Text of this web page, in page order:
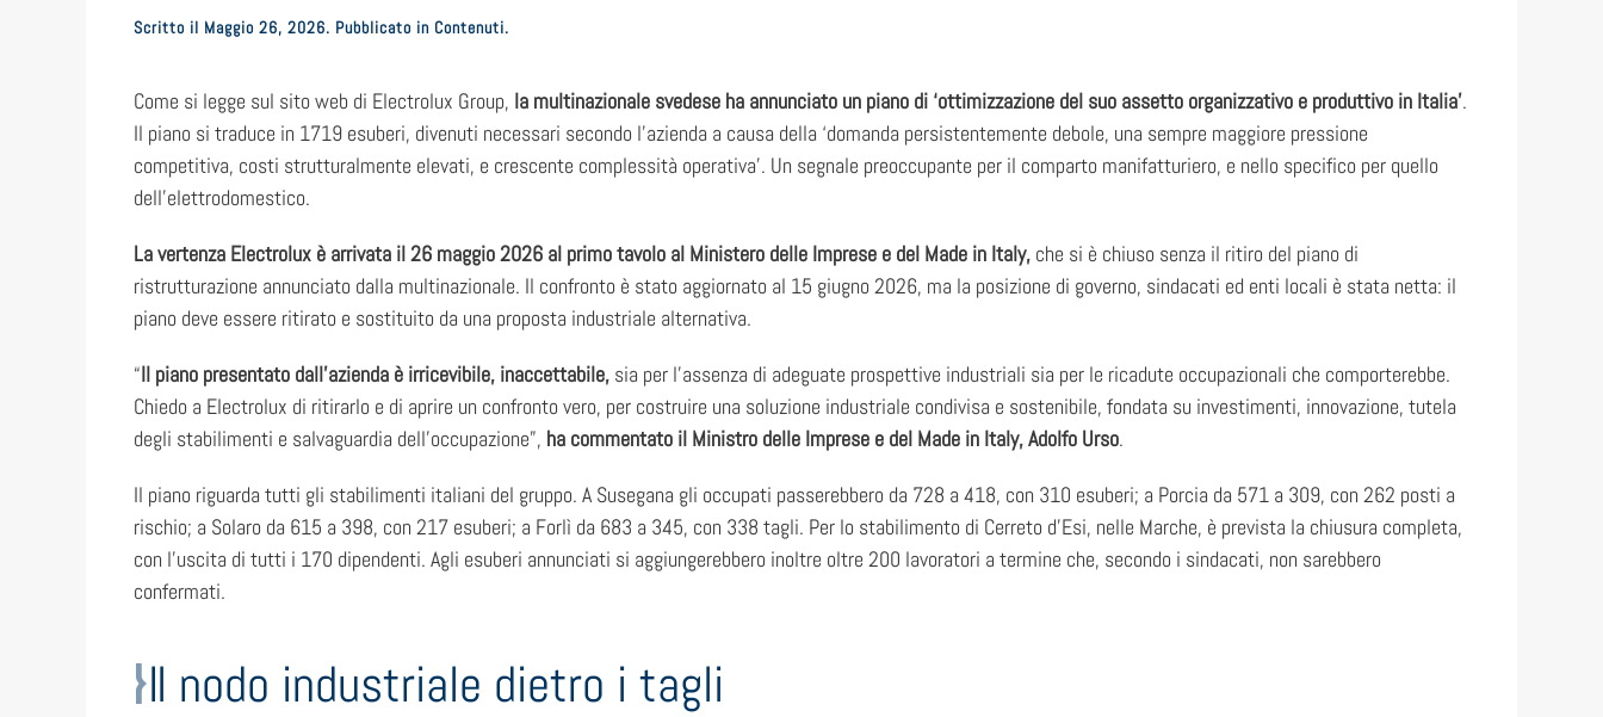
Scritto il Maggio 26, 2026. Pubblicato in Contenuti.
Come si legge sul sito web di Electrolux Group, la multinazionale svedese ha annunciato un piano di ‘ottimizzazione del suo assetto organizzativo e produttivo in Italia’.
Il piano si traduce in 1719 esuberi, divenuti necessari secondo l’azienda a causa della ‘domanda persistentemente debole, una sempre maggiore pressione
competitiva, costi strutturalmente elevati, e crescente complessità operativa’. Un segnale preoccupante per il comparto manifatturiero, e nello specifico per quello
dell’elettrodomestico.
La vertenza Electrolux è arrivata il 26 maggio 2026 al primo tavolo al Ministero delle Imprese e del Made in Italy, che si è chiuso senza il ritiro del piano di
ristrutturazione annunciato dalla multinazionale. Il confronto è stato aggiornato al 15 giugno 2026, ma la posizione di governo, sindacati ed enti locali è stata netta: il
piano deve essere ritirato e sostituito da una proposta industriale alternativa.
“Il piano presentato dall’azienda è irricevibile, inaccettabile, sia per l’assenza di adeguate prospettive industriali sia per le ricadute occupazionali che comporterebbe.
Chiedo a Electrolux di ritirarlo e di aprire un confronto vero, per costruire una soluzione industriale condivisa e sostenibile, fondata su investimenti, innovazione, tutela
degli stabilimenti e salvaguardia dell’occupazione”, ha commentato il Ministro delle Imprese e del Made in Italy, Adolfo Urso.
Il piano riguarda tutti gli stabilimenti italiani del gruppo. A Susegana gli occupati passerebbero da 728 a 418, con 310 esuberi; a Porcia da 571 a 309, con 262 posti a
rischio; a Solaro da 615 a 398, con 217 esuberi; a Forlì da 683 a 345, con 338 tagli. Per lo stabilimento di Cerreto d’Esi, nelle Marche, è prevista la chiusura completa,
con l’uscita di tutti i 170 dipendenti. Agli esuberi annunciati si aggiungerebbero inoltre oltre 200 lavoratori a termine che, secondo i sindacati, non sarebbero
confermati.
Il nodo industriale dietro i tagli